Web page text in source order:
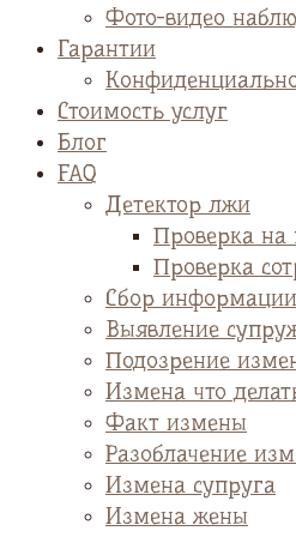
Фото-видео
Гарантии
Стоимость услуг
Блог
FAQ
Детектор лжи
Проверка на
Проверка
Сбор информации
Выявление
Подозрение
Измена что
Факт измены
Разоблачение
Измена супруга
Измена жены